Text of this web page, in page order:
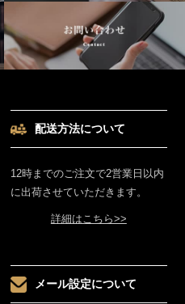
配送方法について
12時までのご注文で2営業日以内
に出荷させていただきます。
詳細はこちら>>
メール設定について